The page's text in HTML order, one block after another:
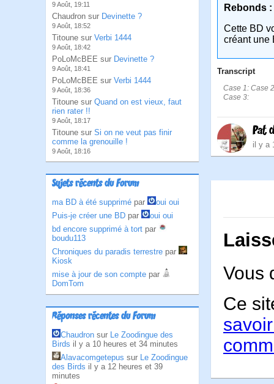
9 Août, 19:11
Chaudron sur Devinette ?
9 Août, 18:52
Titoune sur Verbi 1444
9 Août, 18:42
PoLoMcBEE sur Devinette ?
9 Août, 18:41
PoLoMcBEE sur Verbi 1444
9 Août, 18:36
Titoune sur Quand on est vieux, faut
rien rater !!
9 Août, 18:17
Titoune sur Si on ne veut pas finir
comme la grenouille !
9 Août, 18:16
Sujets récents du Forum
ma BD à été supprimé par
oui oui
Puis-je créer une BD par
oui oui
bd encore supprimé à tort par
boudu113
Chroniques du paradis terrestre par
Kiosk
mise à jour de son compte par
DomTom
Réponses récentes du Forum
Chaudron sur Le Zoodingue des
Birds il y a 10 heures et 34 minutes
Alavacomgetepus sur Le Zoodingue
des Birds il y a 12 heures et 39
minutes
Rebonds :
Cette BD
créant une
Transcript
Case 1: Case
Case 3:
Pat
il y a
Vous
Ce